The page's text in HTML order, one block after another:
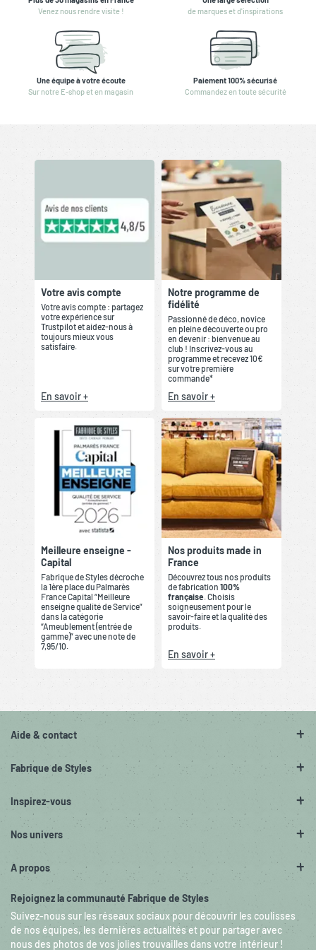
Venez nous rendre visite !
de marques et d'inspirations
Une équipe à votre écoute
Sur notre E-shop et en magasin
Paiement 100% sécurisé
Commandez en toute sécurité
Votre avis compte
Votre avis compte : partagez
votre expérience sur
Trustpilot et aidez-nous à
toujours mieux vous
satisfaire.
En savoir +
Notre programme de
fidélité
Passionné de déco, novice
en pleine découverte ou pro
en devenir : bienvenue au
club ! Inscrivez-vous au
programme et recevez 10€
sur votre première
commande*
En savoir +
Meilleure enseigne -
Capital
Fabrique de Styles décroche
la 1ère place du Palmarès
France Capital “Meilleure
enseigne qualité de Service”
dans la catégorie
“Ameublement (entrée de
gamme)” avec une note de
7,95/10.
Nos produits made in
France
Découvrez tous nos produits
de fabrication 100%
française . Choisis
soigneusement pour le
savoir-faire et la qualité des
produits.
En savoir +
Aide & contact
Fabrique de Styles
Inspirez-vous
Nos univers
A propos
Rejoignez la communauté Fabrique de Styles
Suivez-nous sur les réseaux sociaux pour découvrir les coulisses
de nos équipes, les dernières actualités et pour partager avec
nous des photos de vos jolies trouvailles dans votre intérieur !